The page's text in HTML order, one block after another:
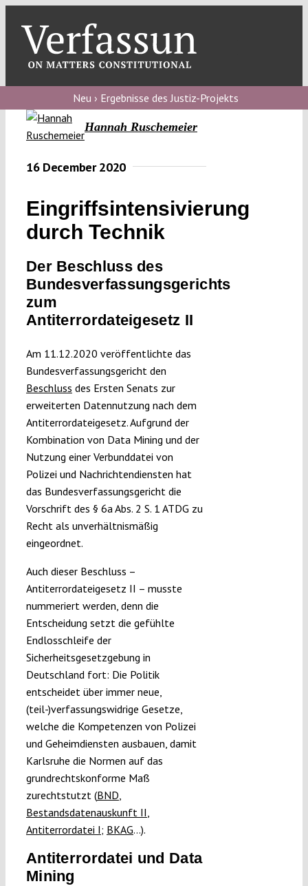
content
blog
Verfassungs
debate
Verfassungs
Verfassungs
editorial
About
Submissions
Funding
Neu › Ergebnisse des Justiz-Projekts
Hannah Ruschemeier
16 December 2020
Eingriffsintensivierung
durch Technik
Der Beschluss des
Bundesverfassungsgerichts
zum
Antiterrordateigesetz II
Am 11.12.2020 veröffentlichte das
Bundesverfassungsgericht den
Beschluss des Ersten Senats zur
erweiterten Datennutzung nach dem
Antiterrordateigesetz. Aufgrund der
Kombination von Data Mining und der
Nutzung einer Verbunddatei von
Polizei und Nachrichtendiensten hat
das Bundesverfassungsgericht die
Vorschrift des § 6a Abs. 2 S. 1 ATDG zu
Recht als unverhältnismäßig
eingeordnet.
Auch dieser Beschluss –
Antiterrordateigesetz II – musste
nummeriert werden, denn die
Entscheidung setzt die gefühlte
Endlosschleife der
Sicherheitsgesetzgebung in
Deutschland fort: Die Politik
entscheidet über immer neue,
(teil-)verfassungswidrige Gesetze,
welche die Kompetenzen von Polizei
und Geheimdiensten ausbauen, damit
Karlsruhe die Normen auf das
grundrechtskonforme Maß
zurechtstutzt (BND
Bestandsdatenauskunft II
Antiterrordatei I; BKAG…).
Antiterrordatei und Data
Mining